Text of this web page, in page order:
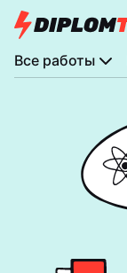
Все работы